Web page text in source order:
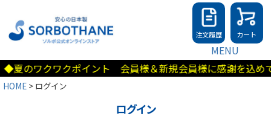
注文履歴 カート
MENU
のワクワクポイント 会員様＆新規会員様に感謝を込めて
HOME ログイン
ログイン